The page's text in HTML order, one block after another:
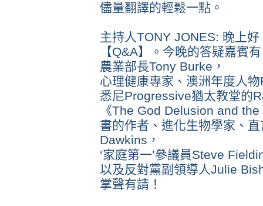
儘量翻譯的輕鬆一點。
主持人TONY JONES: 晚上
【Q&A】。今晚的答疑嘉賓
農業部長Tony Burke，
心理健康專家、澳洲年度人
悉尼Progressive猶太教堂的
《The God Delusion and
書的作者、進化生物學家、
Dawkins，
‘家庭第一’參議員Steve
以及反對黨副領導人Julie
掌聲有請！